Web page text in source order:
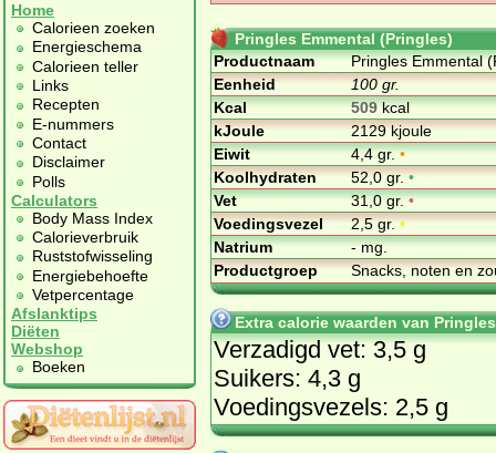
Home
Calorieen zoeken
Energieschema
Calorieen teller
Links
Recepten
E-nummers
Contact
Disclaimer
Polls
Calculators
Body Mass Index
Calorieverbruik
Ruststofwisseling
Energiebehoefte
Vetpercentage
Afslanktips
Diëten
Webshop
Boeken
Pringles Emmental (Pringles)
Productnaam
Pringles Emmental
Eenheid
100 gr.
Kcal
509kcal
kJoule
2129 kjoule
Eiwit
4,4 gr.•
Koolhydraten
52,0 gr.•
Vet
31,0 gr.•
Voedingsvezel
2,5 gr.•
Natrium
- mg.
Productgroep
Snacks, noten en
Extra calorie waarden van
Verzadigd vet: 3,5 g
Suikers: 4,3 g
Voedingsvezels: 2,5 g